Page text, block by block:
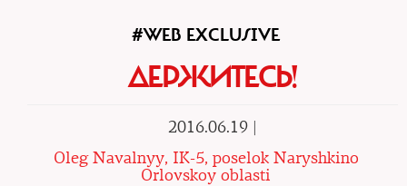
#WEB EXCLUSIVE
ДЕРЖИТЕСЬ!
2016.06.19 |
Oleg Navalnyy, IK-5, poselok Naryshkino
Orlovskoy oblasti